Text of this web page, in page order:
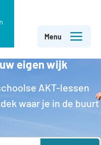
Menu
eigen wijk
AKT-lessen
waar je in de buurt